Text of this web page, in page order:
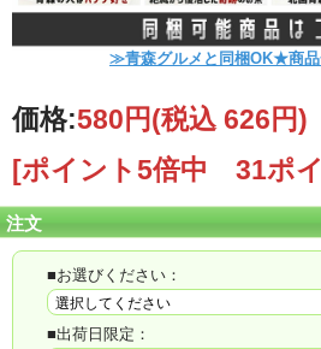
≫青森グルメと同梱OK★商
価格:580円(税込 626円)
[ポイント5倍中 31ポ
注文
■お選びください：
■出荷日限定：